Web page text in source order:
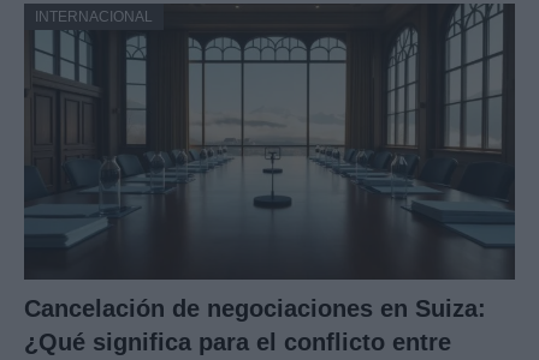
INTERNACIONAL
Cancelación de negociaciones en Suiza:
¿Qué significa para el conflicto entre